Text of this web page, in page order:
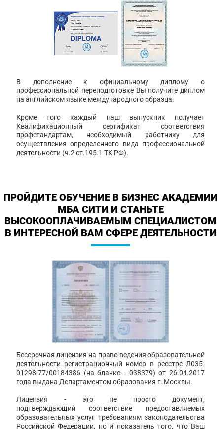
В дополнение к официальному диплому о
профессиональной переподготовке Вы получите диплом
на английском языке международного образца.
Кроме того каждый наш выпускник получает
Квалификационный сертификат соответствия
профстандартам, необходимый работнику для
осуществления определенного вида профессиональной
деятельности (ч.2 ст.195.1 ТК РФ).
ПРОЙДИТЕ ОБУЧЕНИЕ В БИЗНЕС АКАДЕМИИ
МБА СИТИ И СТАНЬТЕ
ВЫСОКООПЛАЧИВАЕМЫМ СПЕЦИАЛИСТОМ
В ИНТЕРЕСНОЙ ВАМ СФЕРЕ ДЕЯТЕЛЬНОСТИ
Бессрочная лицензия на право ведения образовательной
деятельности регистрационный номер в реестре Л035-
01298-77/00184386 (на бланке - 038379) от 26.04.2017
года выдана Департаментом образования г. Москвы.
Лицензия - это не просто документ,
подтверждающий соответствие предоставляемых
образовательных услуг требованиям законодательства
Российской Федерации, но и показатель того, что Ваш